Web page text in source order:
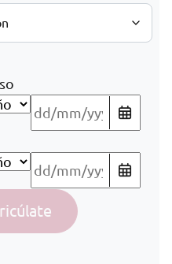
economía y los negocios -